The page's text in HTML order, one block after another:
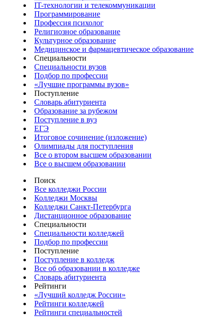
IT-технологии и телекоммуникации
Программирование
Профессия психолог
Религиозное образование
Культурное образование
Медицинское и фармацевтическое образование
Специальности
Специальности вузов
Подбор по профессии
«Лучшие программы вузов»
Поступление
Словарь абитуриента
Образование за рубежом
Поступление в вуз
ЕГЭ
Итоговое сочинение (изложение)
Олимпиады для поступления
Все о втором высшем образовании
Все о высшем образовании
Поиск
Все колледжи России
Колледжи Москвы
Колледжи Санкт-Петербурга
Дистанционное образование
Специальности
Специальности колледжей
Подбор по профессии
Поступление
Поступление в колледж
Все об образовании в колледже
Словарь абитуриента
Рейтинги
«Лучший колледж России»
Рейтинги колледжей
Рейтинги специальностей